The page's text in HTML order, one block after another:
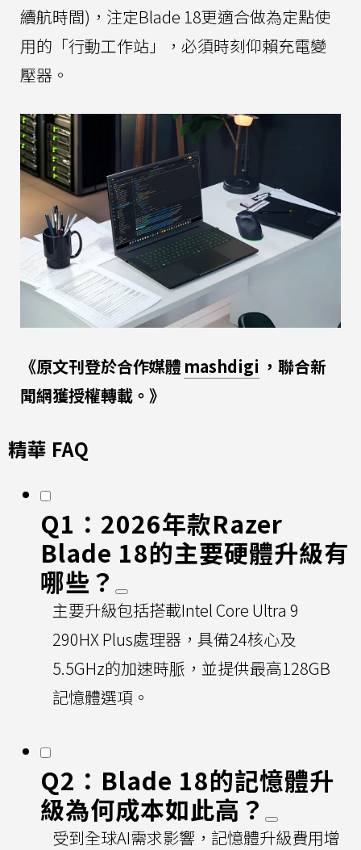
續航時間)，注定Blade 18更適合做為定點使
用的「行動工作站」，必須時刻仰賴充電變
壓器。
《原文刊登於合作媒體 mashdigi ，聯合新
聞網獲授權轉載。》
精華 FAQ
Q1：2026年款Razer
Blade 18的主要硬體升級有
哪些？
主要升級包括搭載Intel Core Ultra 9
290HX Plus處理器，具備24核心及
5.5GHz的加速時脈，並提供最高128GB
記憶體選項。
Q2：Blade 18的記憶體升
級為何成本如此高？
受到全球AI需求影響，記憶體升級費用增